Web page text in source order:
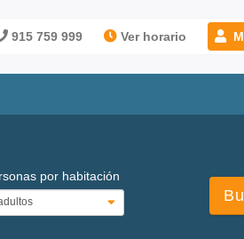
915 759 999 Ver horario
por habitación